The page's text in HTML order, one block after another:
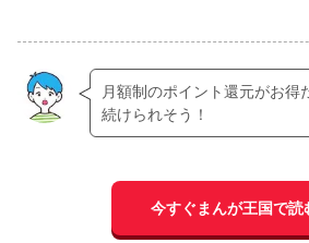
月額制のポイント還元がお得
続けられそう！
今すぐまんが王国で読